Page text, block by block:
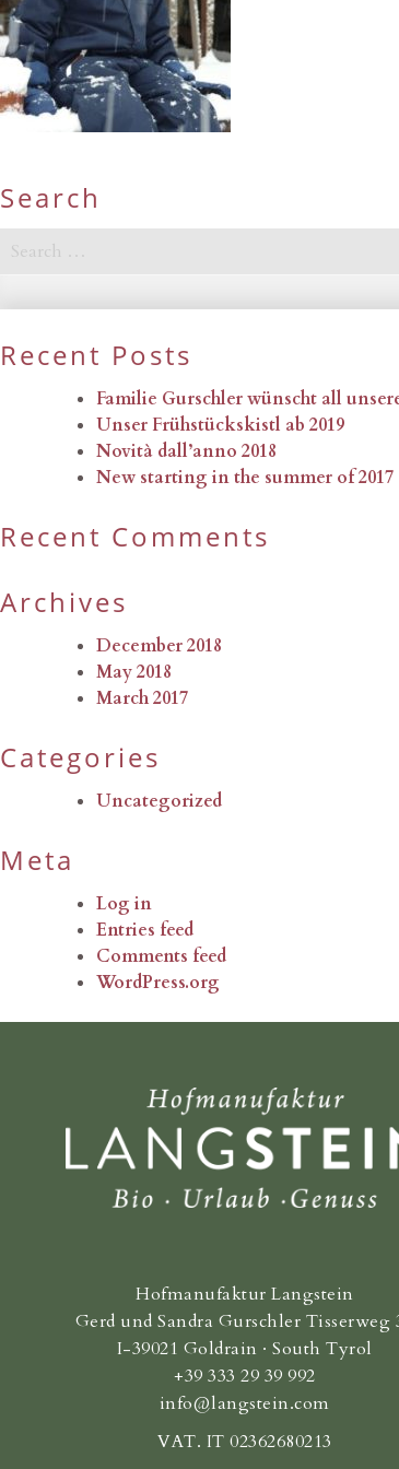
Search
Search
Recent Posts
Familie Gurschler wünscht all
Unser Frühstückskistl ab 2019
Novità dall’anno 2018
New starting in the summer of 2017
Recent Comments
Archives
December 2018
May 2018
March 2017
Categories
Uncategorized
Meta
Log in
Entries feed
Comments feed
WordPress.org
Hofmanufaktur Langstein
Gerd und Sandra Gurschler Tisserweg
I-39021 Goldrain · South Tyrol
+39 333 29 39 992
info@langstein.com
VAT. IT 02362680213